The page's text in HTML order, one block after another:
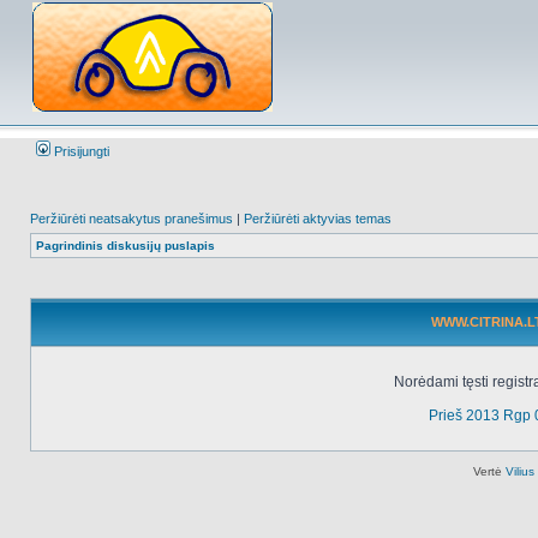
Prisijungti
Peržiūrėti neatsakytus pranešimus | Peržiūrėti aktyvias temas
Pagrindinis diskusijų puslapis
Norėdami tęsti
Prieš 2013 Rgp
Vertė Vilius